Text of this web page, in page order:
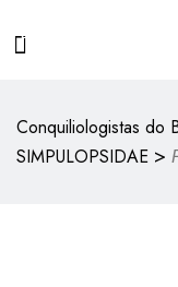
Conquiliologistas do
SIMPULOPSIDAE >